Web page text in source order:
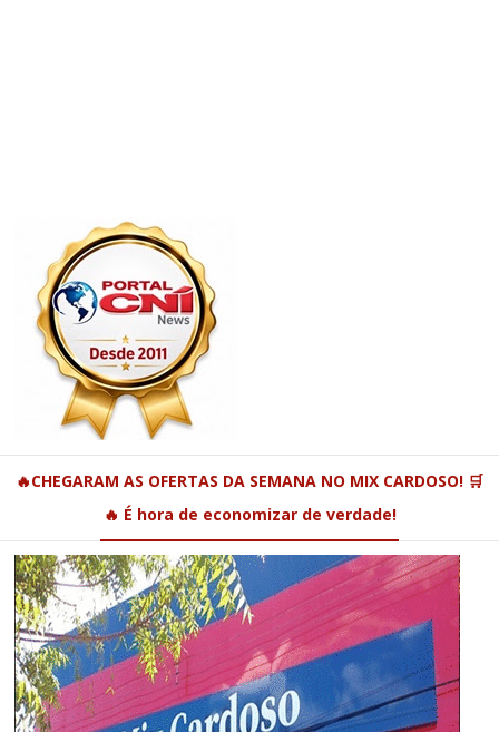
🔥CHEGARAM AS OFERTAS DA SEMANA NO MIX CARDOSO! 🛒
🔥 É hora de economizar de verdade!